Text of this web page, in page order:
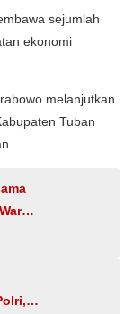
sejumlah
ekonomi
melanjutkan
Tuban